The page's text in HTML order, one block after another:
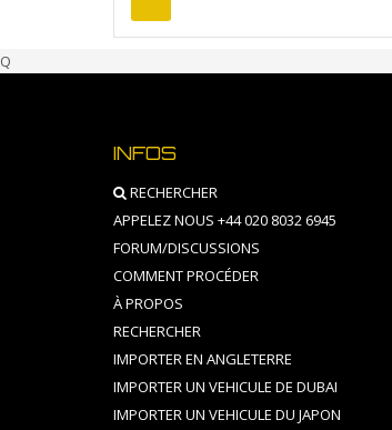
Q
INFOS
RECHERCHER
APPELEZ NOUS +44 020 8032 6945
FORUM/DISCUSSIONS
COMMENT PROCÉDER
À PROPOS
RECHERCHER
IMPORTER EN ANGLETERRE
IMPORTER UN VEHICULE DE DUBAI
IMPORTER UN VEHICULE DU JAPON